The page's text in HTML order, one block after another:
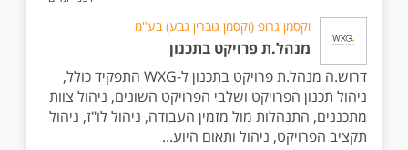
וקסמן גרופ (וקסמן גוברין גבע) בע"מ
מנהל.ת פרויקט בתכנון
דרוש.ה מנהל.ת פרויקט בתכנון ל-WXG התפקיד כולל,
ניהול תכנון הפרויקט ושלבי הפרויקט השונים, ניהול צוות
מתכננים, התנהלות מול מזמין העבודה, ניהול לו"ז, ניהול
תקציב הפרויקט, ניהול ותאום היוע...